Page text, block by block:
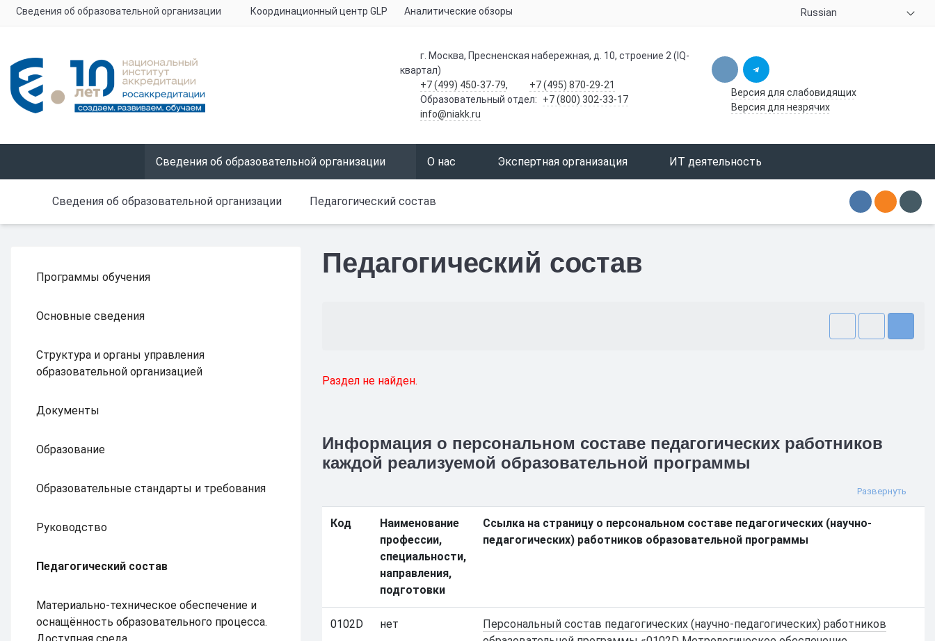
Сведения об образовательной организации Координационный центр GLP Аналитические обзоры Russian
г. Москва, Пресненская набережная, д. 10, строение 2 (IQ-
квартал)
+7 (499) 450-37-79,
+7 (495) 870-29-21
Образовательный отдел:
+7 (800) 302-33-17
info@niakk.ru
Версия для слабовидящих
Версия для незрячих
Сведения об образовательной организации О нас Экспертная организация ИТ деятельность
Сведения об образовательной организации Педагогический состав
Программы обучения
Основные сведения
Структура и органы управления
образовательной организацией
Документы
Образование
Образовательные стандарты и требования
Руководство
Педагогический состав
Материально-техническое обеспечение и
оснащённость образовательного процесса.
Педагогический состав
Раздел не найден.
Информация о персональном составе педагогических работников
каждой реализуемой образовательной программы
Код
Наименование
профессии,
специальности,
направления,
подготовки
Ссылка на страницу о персональном составе педагогических (научно-
педагогических) работников образовательной программы
0102D нет
Персональный состав педагогических (научно-педагогических) работников